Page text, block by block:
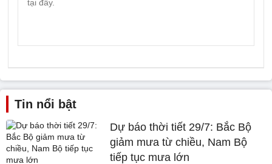
Tin nổi bật
Dự báo thời tiết 29/7: Bắc Bộ
giảm mưa từ chiều, Nam Bộ
tiếp tục mưa lớn